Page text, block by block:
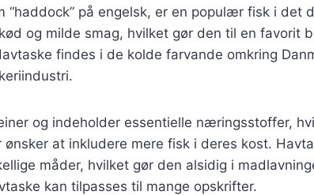
“haddock” på engelsk, er en populær fisk i det
og milde smag, hvilket gør den til en favorit
findes i de kolde farvande omkring
og indeholder essentielle næringsstoffer,
at inkludere mere fisk i deres kost.
måder, hvilket gør den alsidig i
kan tilpasses til mange opskrifter.